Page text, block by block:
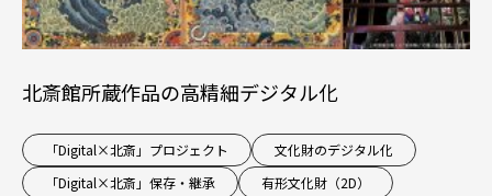
北斎館所蔵作品の高精細デジタル化
「Digital×北斎」プロジェクト
文化財のデジタル化
「Digital×北斎」保存・継承
有形文化財（2D）